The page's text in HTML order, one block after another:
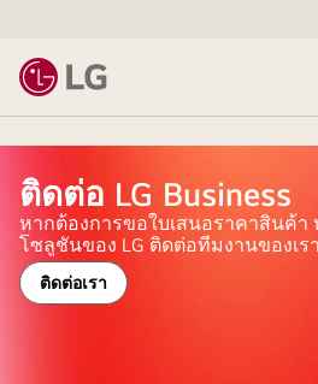
ติดต่อ LG Business
หากต้องการขอใบเสนอราคาสินค้า
โซลูชันของ LG ติดต่อทีมงานของเรา
ติดต่อเรา